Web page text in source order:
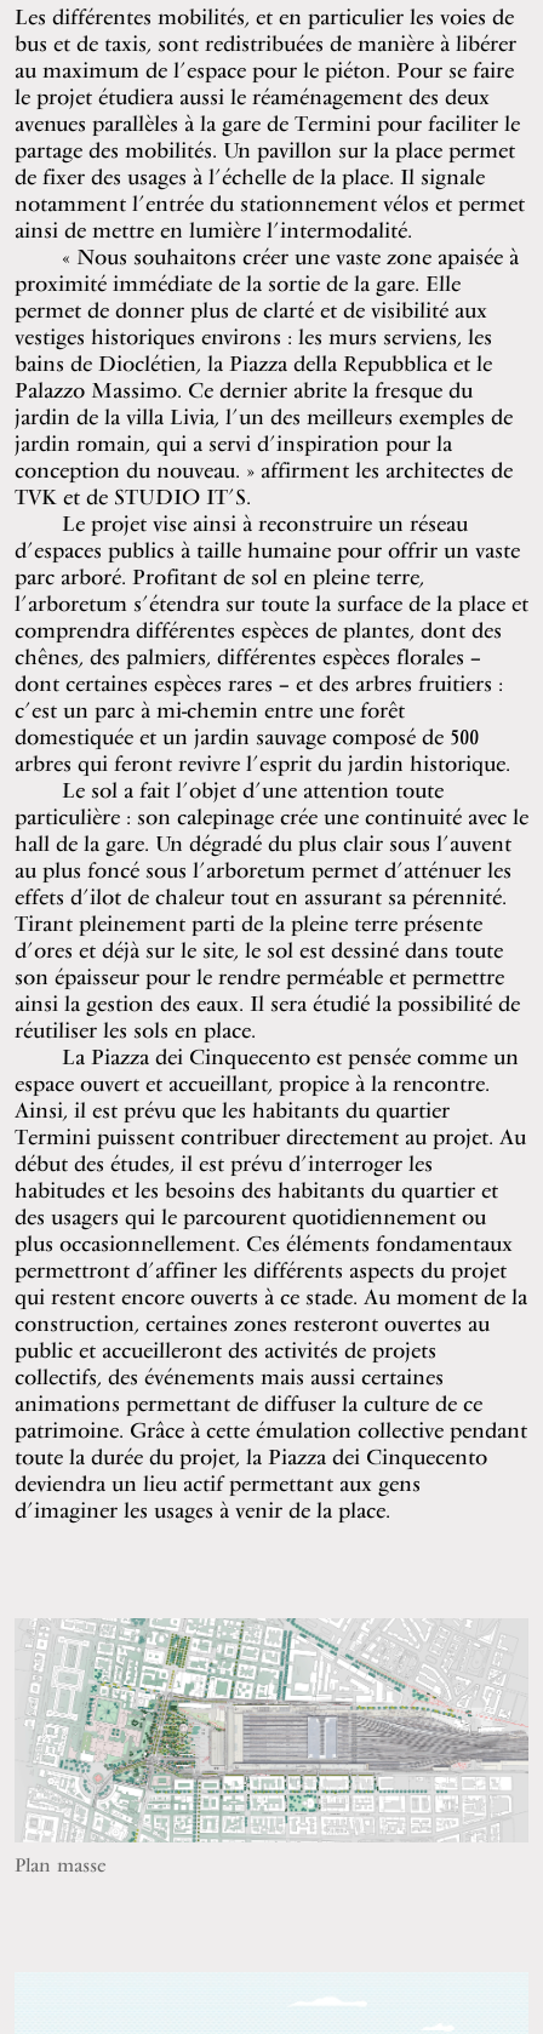
Les différentes mobilités, et en particulier les voies de
bus et de taxis, sont redistribuées de manière à libérer
au maximum de l’espace pour le piéton. Pour se faire
le projet étudiera aussi le réaménagement des deux
avenues parallèles à la gare de Termini pour faciliter le
partage des mobilités. Un pavillon sur la place permet
de fixer des usages à l’échelle de la place. Il signale
notamment l’entrée du stationnement vélos et permet
ainsi de mettre en lumière l’intermodalité.
« Nous souhaitons créer une vaste zone apaisée à
proximité immédiate de la sortie de la gare. Elle
permet de donner plus de clarté et de visibilité aux
vestiges historiques environs : les murs serviens, les
bains de Dioclétien, la Piazza della Repubblica et le
Palazzo Massimo. Ce dernier abrite la fresque du
jardin de la villa Livia, l’un des meilleurs exemples de
jardin romain, qui a servi d’inspiration pour la
conception du nouveau. » affirment les architectes de
TVK et de STUDIO IT’S.
Le projet vise ainsi à reconstruire un réseau
d’espaces publics à taille humaine pour offrir un vaste
parc arboré. Profitant de sol en pleine terre,
l’arboretum s’étendra sur toute la surface de la place et
comprendra différentes espèces de plantes, dont des
chênes, des palmiers, différentes espèces florales –
dont certaines espèces rares – et des arbres fruitiers :
c’est un parc à mi-chemin entre une forêt
domestiquée et un jardin sauvage composé de 500
arbres qui feront revivre l’esprit du jardin historique.
Le sol a fait l’objet d’une attention toute
particulière : son calepinage crée une continuité avec le
hall de la gare. Un dégradé du plus clair sous l’auvent
au plus foncé sous l’arboretum permet d’atténuer les
effets d’ilot de chaleur tout en assurant sa pérennité.
Tirant pleinement parti de la pleine terre présente
d’ores et déjà sur le site, le sol est dessiné dans toute
son épaisseur pour le rendre perméable et permettre
ainsi la gestion des eaux. Il sera étudié la possibilité de
réutiliser les sols en place.
La Piazza dei Cinquecento est pensée comme un
espace ouvert et accueillant, propice à la rencontre.
Ainsi, il est prévu que les habitants du quartier
Termini puissent contribuer directement au projet. Au
début des études, il est prévu d’interroger les
habitudes et les besoins des habitants du quartier et
des usagers qui le parcourent quotidiennement ou
plus occasionnellement. Ces éléments fondamentaux
permettront d’affiner les différents aspects du projet
qui restent encore ouverts à ce stade. Au moment de la
construction, certaines zones resteront ouvertes au
public et accueilleront des activités de projets
collectifs, des événements mais aussi certaines
animations permettant de diffuser la culture de ce
patrimoine. Grâce à cette émulation collective pendant
toute la durée du projet, la Piazza dei Cinquecento
deviendra un lieu actif permettant aux gens
d’imaginer les usages à venir de la place.
Plan masse